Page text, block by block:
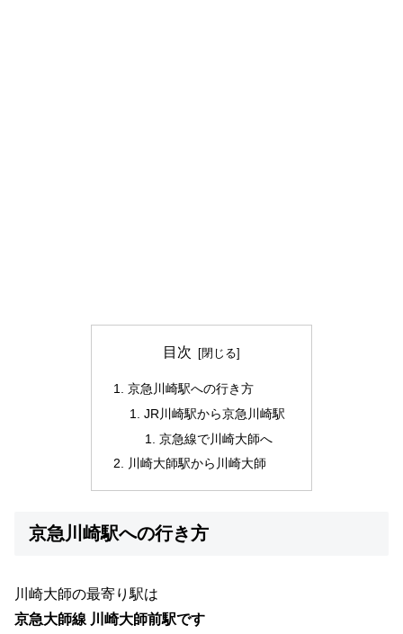
目次
京急川崎駅への行き方
JR川崎駅から京急川崎駅
京急線で川崎大師へ
川崎大師駅から川崎大師
京急川崎駅への行き方
川崎大師の最寄り駅は
京急大師線 川崎大師前駅です